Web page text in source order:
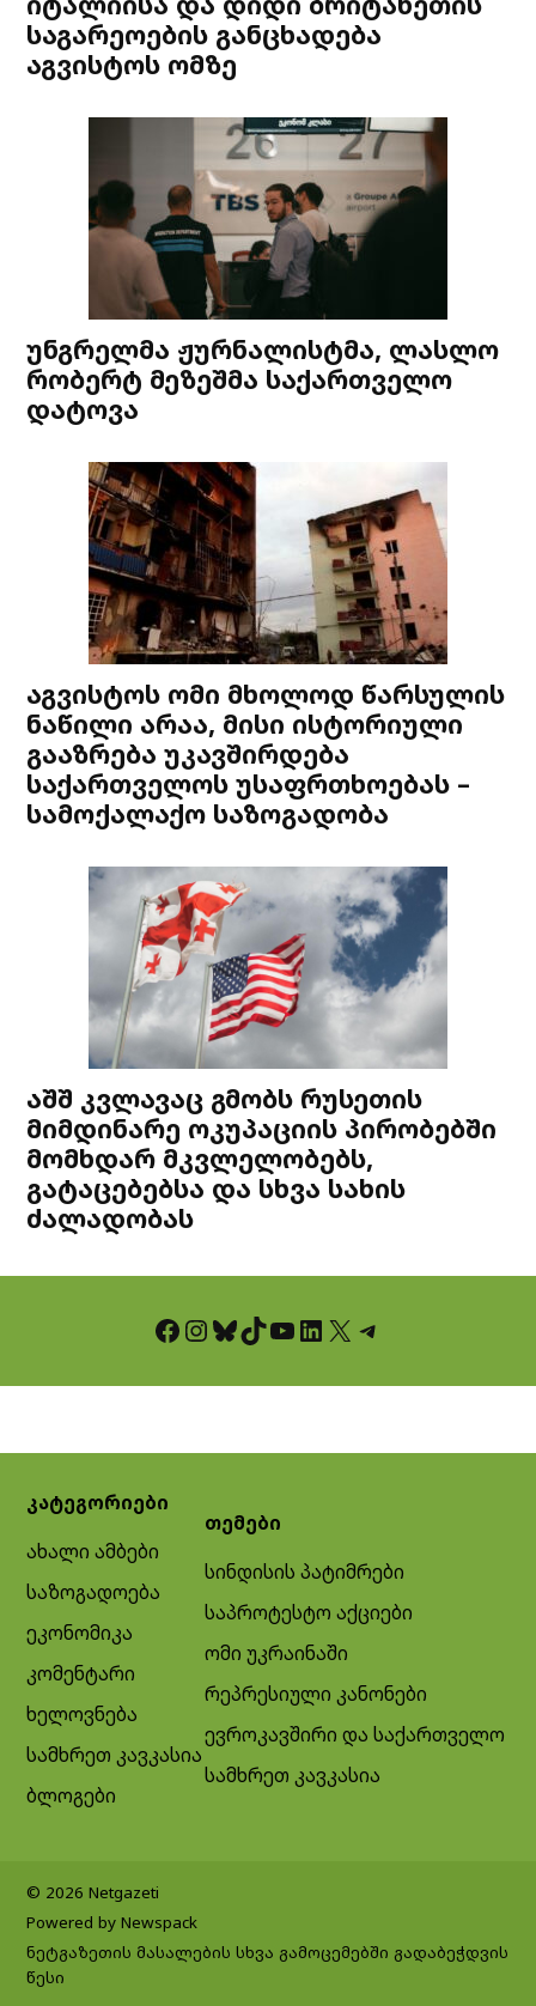
საგარეოების განცხადება
აგვისტოს ომზე
უნგრელმა ჟურნალისტმა, ლასლო
რობერტ მეზეშმა საქართველო
დატოვა
აგვისტოს ომი მხოლოდ წარსულის
ნაწილი არაა, მისი ისტორიული
გააზრება უკავშირდება
საქართველოს უსაფრთხოებას –
სამოქალაქო საზოგადობა
აშშ კვლავაც გმობს რუსეთის
მიმდინარე ოკუპაციის პირობებში
მომხდარ მკვლელობებს,
გატაცებებსა და სხვა სახის
ძალადობას
Facebook InstagramBluesky TikTok YouTube LinkedIn X Telegram
კატეგორიები
ახალი ამბები
საზოგადოება
ეკონომიკა
კომენტარი
ხელოვნება
სამხრეთ კავკასია
ბლოგები
თემები
სინდისის პატიმრები
საპროტესტო აქციები
ომი უკრაინაში
რეპრესიული კანონები
ევროკავშირი და საქართველო
სამხრეთ კავკასია
© 2026 Netgazeti
Powered by Newspack
ნეტგაზეთის მასალების სხვა გამოცემებში გადაბეჭდვის
წესი